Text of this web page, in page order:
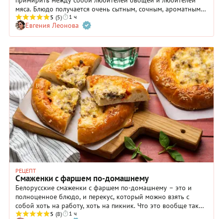
мяса. Блюдо получается очень сытным, сочным, ароматным и
вкусным. Настоящий кулинарный шедевр, который при этом
готовится не слишком сложно! Цукини лучше выбирать не
слишком крупные, молодые, с нежной мякотью. Что касается
фарша, ориентируйтесь на свой вкус: сторонники
правильного питания, скорее всего, предпочтут птицу, а
«всеядные» и убежденные мясоеды — говядину. И
обязательно используйте пряности, обозначенные в рецепте:
они подобраны настолько удачно, что вы непременно
должны оценить этот «букет».
5 (5) 1 ч
Евгения Леонова
РЕЦЕПТ
Смаженки с фаршем по-домашнему
Белорусские смаженки с фаршем по-домашнему – это и
полноценное блюдо, и перекус, который можно взять с
собой хоть на работу, хоть на пикник. Что это вообще такое
и откуда взялось? Часто за пределами Беларуси эти
5 (8) 1 ч